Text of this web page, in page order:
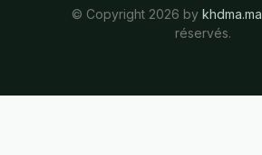
© Copyright 2026 by khdma.ma
réservés.